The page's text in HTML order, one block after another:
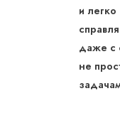
и легко
даже с
не